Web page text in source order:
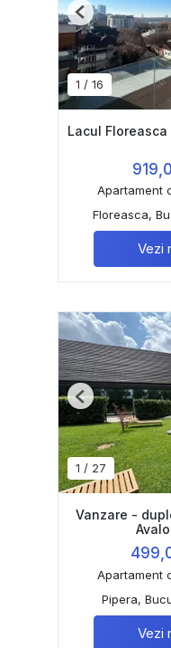
1 / 16
Previous
Lacul
Apartament
Floreasca,
Vezi
1 / 27
Previous
Vanzare -
Apartament
Pipera,
Vezi